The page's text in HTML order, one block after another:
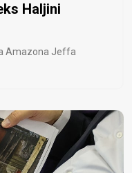
Haljini
Amazona Jeffa